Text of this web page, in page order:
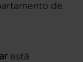
de
está